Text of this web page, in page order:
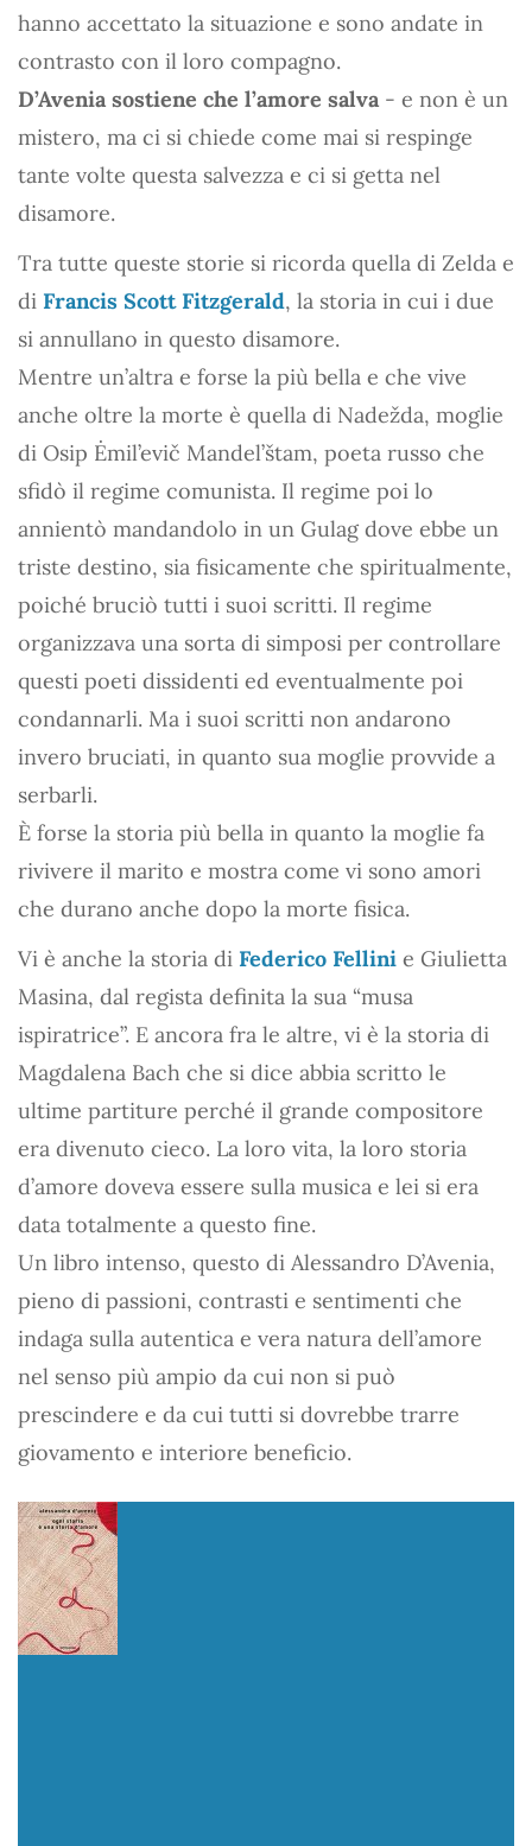
hanno accettato la situazione e sono andate in
contrasto con il loro compagno.
D’Avenia sostiene che l’amore salva - e non è un
mistero, ma ci si chiede come mai si respinge
tante volte questa salvezza e ci si getta nel
disamore.
Tra tutte queste storie si ricorda quella di Zelda e
di Francis Scott Fitzgerald, la storia in cui i due
si annullano in questo disamore.
Mentre un’altra e forse la più bella e che vive
anche oltre la morte è quella di Nadežda, moglie
di Osip Ėmil’evič Mandel’štam, poeta russo che
sfidò il regime comunista. Il regime poi lo
annientò mandandolo in un Gulag dove ebbe un
triste destino, sia fisicamente che spiritualmente,
poiché bruciò tutti i suoi scritti. Il regime
organizzava una sorta di simposi per controllare
questi poeti dissidenti ed eventualmente poi
condannarli. Ma i suoi scritti non andarono
invero bruciati, in quanto sua moglie provvide a
serbarli.
È forse la storia più bella in quanto la moglie fa
rivivere il marito e mostra come vi sono amori
che durano anche dopo la morte fisica.
Vi è anche la storia di Federico Fellini e Giulietta
Masina, dal regista definita la sua “musa
ispiratrice”. E ancora fra le altre, vi è la storia di
Magdalena Bach che si dice abbia scritto le
ultime partiture perché il grande compositore
era divenuto cieco. La loro vita, la loro storia
d’amore doveva essere sulla musica e lei si era
data totalmente a questo fine.
Un libro intenso, questo di Alessandro D’Avenia,
pieno di passioni, contrasti e sentimenti che
indaga sulla autentica e vera natura dell’amore
nel senso più ampio da cui non si può
prescindere e da cui tutti si dovrebbe trarre
giovamento e interiore beneficio.